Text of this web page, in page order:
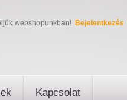
webshopunkban! Bejelentkezés
Kapcsolat